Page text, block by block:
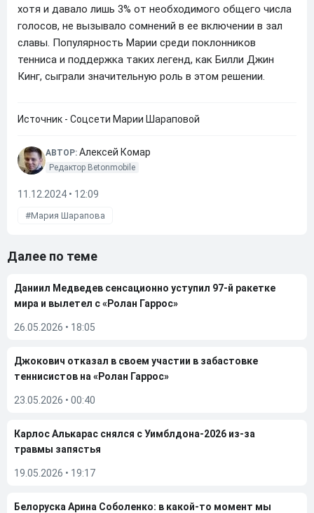
хотя и давало лишь 3% от необходимого общего числа
голосов, не вызывало сомнений в ее включении в зал
славы. Популярность Марии среди поклонников
тенниса и поддержка таких легенд, как Билли Джин
Кинг, сыграли значительную роль в этом решении.
Источник - Соцсети Марии Шараповой
АВТОР: Алексей Комар
Редактор Betonmobile
11.12.2024 • 12:09
Мария Шарапова
Далее по теме
Даниил Медведев сенсационно уступил 97-й ракетке
мира и вылетел с «Ролан Гаррос»
26.05.2026 • 18:05
Джокович отказал в своем участии в забастовке
теннисистов на «Ролан Гаррос»
23.05.2026 • 00:40
Карлос Алькарас снялся с Уимблдона-2026 из-за
травмы запястья
19.05.2026 • 19:17
Белоруска Арина Соболенко: в какой-то момент мы